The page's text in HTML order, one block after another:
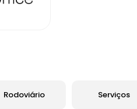
Rodoviário Serviços